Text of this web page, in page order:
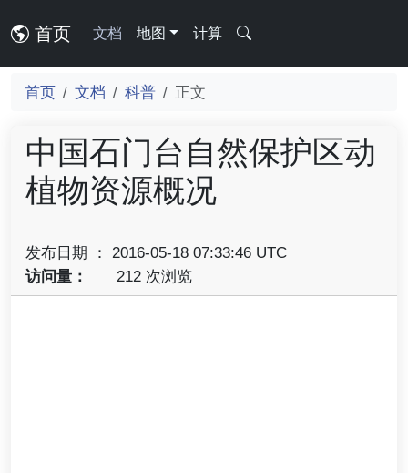
首页 文档 地图 计算
首页 文档 科普 正文
中国石门台自然保护区动
植物资源概况
发布日期 ： 2016-05-18 07:33:46 UTC
访问量：
212 次浏览